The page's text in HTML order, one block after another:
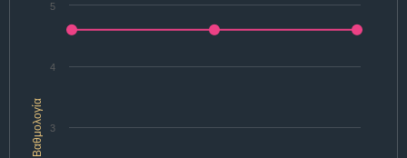
Βαθμολογία 3
4
5